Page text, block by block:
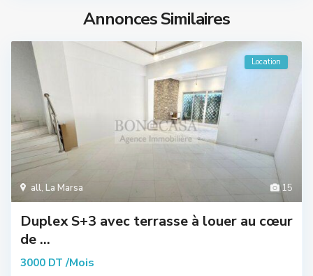
Annonces Similaires
15
all, La Marsa
Location
Duplex S+3 avec terrasse à louer au cœur
de ...
3000 DT /Mois